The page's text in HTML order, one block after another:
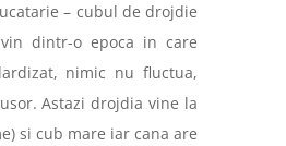
– cubul de drojdie
dintr-o epoca in care
nimic nu fluctua,
Astazi drojdia vine la
si cub mare iar cana are